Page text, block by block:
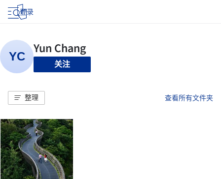
登录
关注
整理 查看所有文件夹